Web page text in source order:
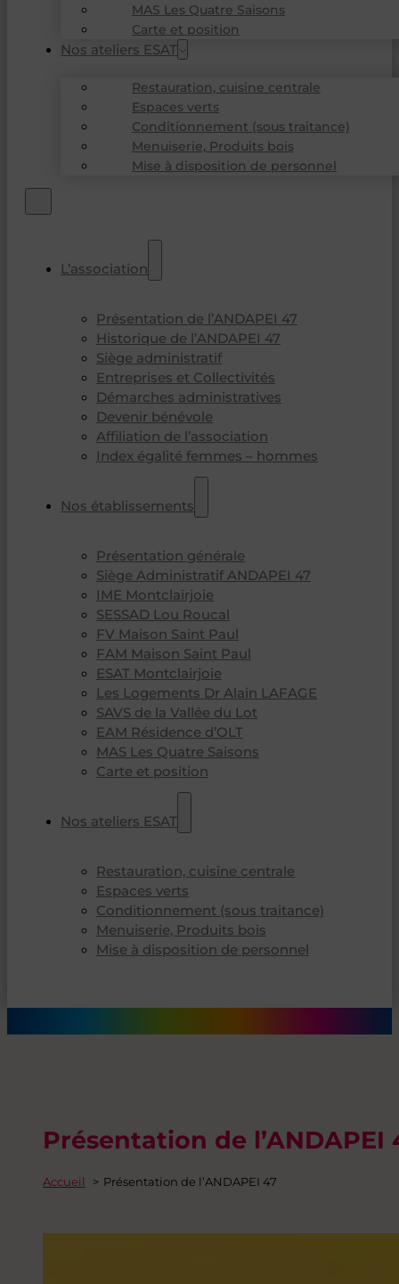
MAS Les Quatre Saisons
Carte et position
Nos ateliers ESAT
Restauration, cuisine centrale
Espaces verts
Conditionnement (sous traitance)
Menuiserie, Produits bois
Mise à disposition de personnel
L’association
Présentation de l’ANDAPEI 47
Historique de l’ANDAPEI 47
Siège administratif
Entreprises et Collectivités
Démarches administratives
Devenir bénévole
Affiliation de l’association
Index égalité femmes – hommes
Nos établissements
Présentation générale
Siège Administratif ANDAPEI 47
IME Montclairjoie
SESSAD Lou Roucal
FV Maison Saint Paul
FAM Maison Saint Paul
ESAT Montclairjoie
Les Logements Dr Alain LAFAGE
SAVS de la Vallée du Lot
EAM Résidence d’OLT
MAS Les Quatre Saisons
Carte et position
Nos ateliers ESAT
Restauration, cuisine centrale
Espaces verts
Conditionnement (sous traitance)
Menuiserie, Produits bois
Mise à disposition de personnel
Présentation de l’ANDAPEI
Accueil Présentation de l’ANDAPEI 47